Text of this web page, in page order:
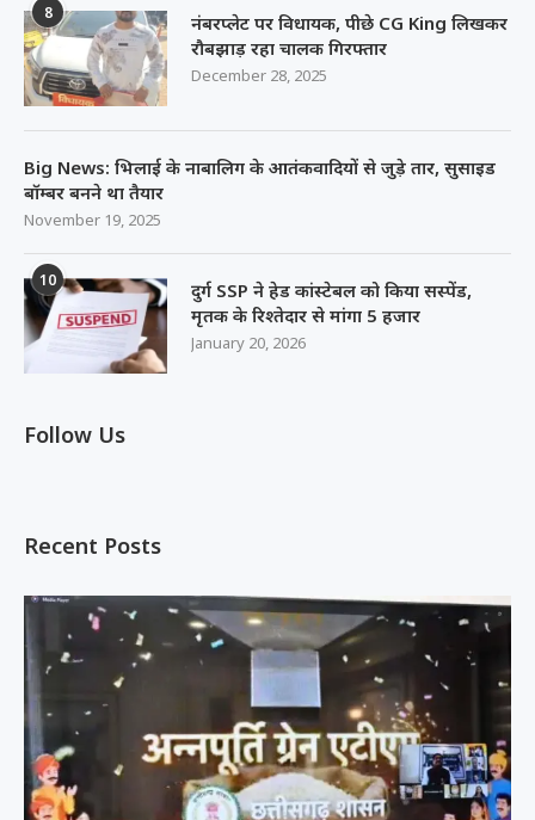
8
नंबरप्लेट पर विधायक, पीछे CG King लिखकर
रौबझाड़ रहा चालक गिरफ्तार
December 28, 2025
Big News: भिलाई के नाबालिग के आतंकवादियों से जुड़े तार, सुसाइड
बॉम्बर बनने था तैयार
November 19, 2025
10
दुर्ग SSP ने हेड कांस्टेबल को किया सस्पेंड,
मृतक के रिश्तेदार से मांगा 5 हजार
January 20, 2026
Follow Us
Recent Posts